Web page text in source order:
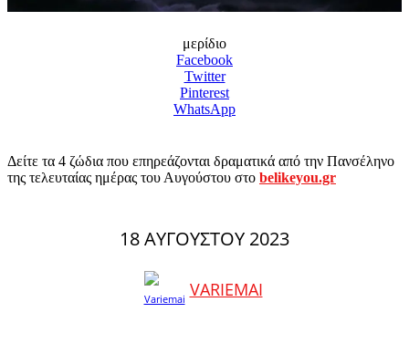
μερίδιο
Facebook
Twitter
Pinterest
WhatsApp
Δείτε τα 4 ζώδια που επηρεάζονται δραματικά από την Πανσέληνο
της τελευταίας ημέρας του Αυγούστου στο belikeyou.gr
18 ΑΥΓΟΎΣΤΟΥ 2023
VARIEMAI